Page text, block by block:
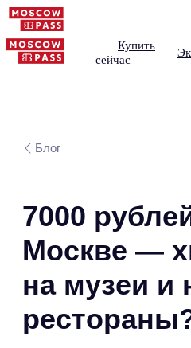
Купить
сейчас
Блог
7000
Москве —
на музеи и